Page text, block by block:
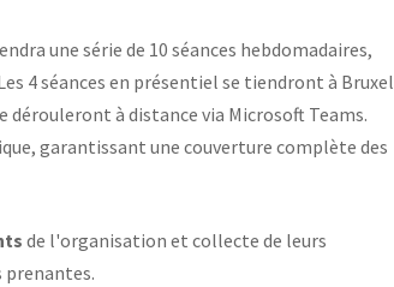
une série de 10 séances hebdomadaires,
4 séances en présentiel se tiendront à
dérouleront à distance via Microsoft Teams.
garantissant une couverture complète des
de l'organisation et collecte de leurs